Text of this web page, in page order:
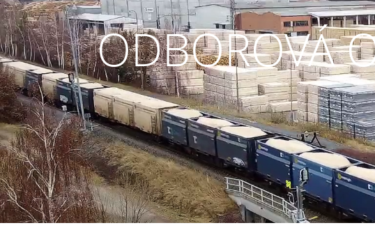
ODBOROVÁ